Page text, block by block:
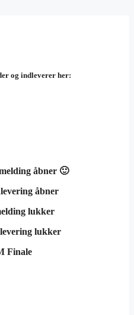
og indleverer her:
åbner 🙂
åbner
lukker
lukker
Finale